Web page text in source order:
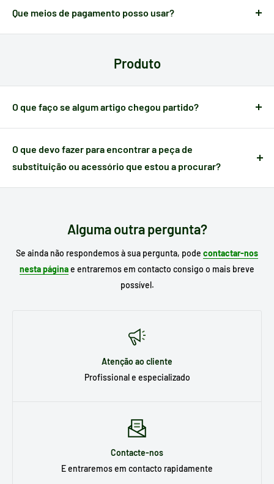
Que meios de pagamento posso usar?
A Electrotodo dispõe dos meios de pagamento mais comuns
verificar o seu método de pagamento antes de efetuar a sua
Produto
O que faço se algum artigo chegou partido?
Quando um artigo apresenta algum defeito causado no
transporte,dispõe de 24 horas a partir do momento da
receção
para nos notificar e poder gerir a ocorrência.
O que devo fazer para encontrar a peça de
substituição ou acessório que estou a procurar?
Escreva no motor de busca do nosso site omodelo do seu
Alguma outra pergunta?
Se ainda não respondemos à sua pergunta, pode contactar-nos
nesta páginae entraremos em contacto consigo o mais breve
possível.
Atenção ao cliente
Profissional e especializado
Contacte-nos
E entraremos em contacto rapidamente